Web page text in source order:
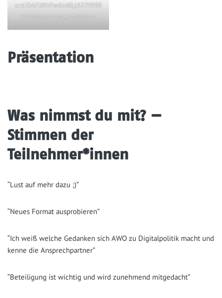
xr:d:DAFlJ9hFw6k:60,j:6229998
832704531189,t:23062614
Präsentation
Was nimmst du mit? —
Stimmen der
Teilnehmer*innen
“Lust auf mehr dazu ;)”
“Neu­es For­mat ausprobieren”
“Ich weiß wel­che Gedan­ken sich AWO zu Digi­tal­po­li­tik macht und
ken­ne die Ansprechpartner”
“Betei­li­gung ist wich­tig und wird zuneh­mend mitgedacht”